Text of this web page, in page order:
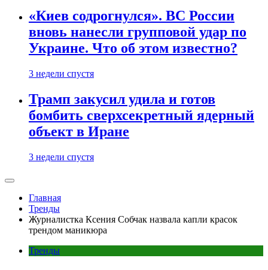
«Киев содрогнулся». ВС России
вновь нанесли групповой удар по
Украине. Что об этом известно?
3 недели спустя
Трамп закусил удила и готов
бомбить сверхсекретный ядерный
объект в Иране
3 недели спустя
Главная
Тренды
Журналистка Ксения Собчак назвала капли красок
трендом маникюра
Тренды